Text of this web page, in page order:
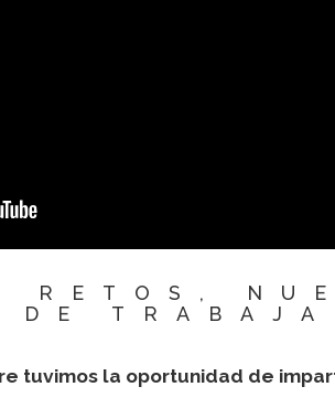
RETOS,
DE
tuvimos la oportunidad de